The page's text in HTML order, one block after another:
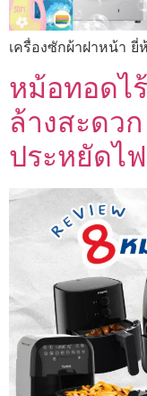
เครื่องซักผ้าฝาหน้า
หม้อทอดไ
ล้างสะดว
ประหยัดไฟ